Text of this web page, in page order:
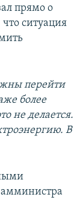
прямо о
ситуация
перейти
более
не делается.
В